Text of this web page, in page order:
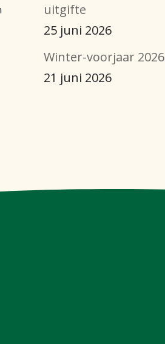
uitgifte
25 juni 2026
Winter-voorjaar 2026
21 juni 2026